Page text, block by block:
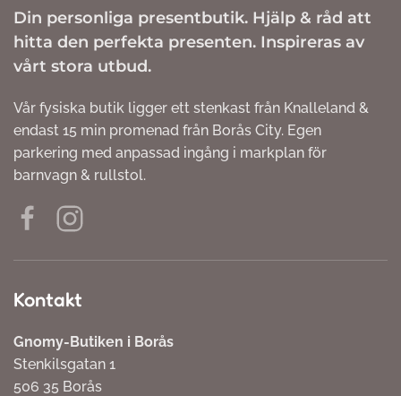
Din personliga presentbutik. Hjälp & råd att
hitta den perfekta presenten. Inspireras av
vårt stora utbud.
Vår fysiska butik ligger ett stenkast från Knalleland &
endast 15 min promenad från Borås City. Egen
parkering med anpassad ingång i markplan för
barnvagn & rullstol.
Kontakt
Gnomy-Butiken i Borås
Stenkilsgatan 1
506 35 Borås